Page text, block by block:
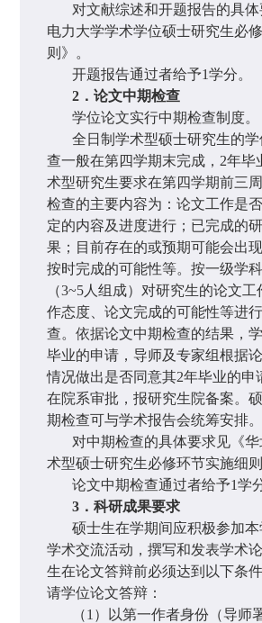
对文献综述和开题报告的具
电力大学学术学位硕士研究生必
则》。
开题报告通过者给予1学分。
2 ．论文中期检查
学位论文实行中期检查制度。
全日制学术型硕士研究生的
查一般在第四学期末完成，2年毕
术型研究生要求在第四学期前三
检查的主要内容为：论文工作是
定的内容及进度进行；已完成的
果；目前存在的或预期可能会出
按时完成的可能性等。按一级学
（3~5人组成）对研究生的论文工
作态度、论文完成的可能性等进
查。依据论文中期检查的结果，
毕业的申请，导师及专家组根据
情况做出是否同意其2年毕业的申
在院系审批，报研究生院备案。
期检查可与学术报告会统筹安排。
对中期检查的具体要求见《
术型硕士研究生必修环节实施细则
论文中期检查通过者给予1学
3 ．科研成果要求
硕士生在学期间应积极参加
学术交流活动，撰写和发表学术
生在论文答辩前必须达到以下条
请学位论文答辩：
（1）以第一作者身份（导师